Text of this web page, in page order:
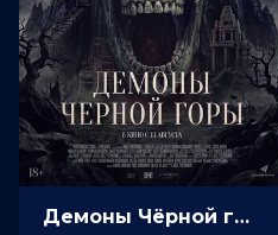
Демоны Чёрной горы (18+)